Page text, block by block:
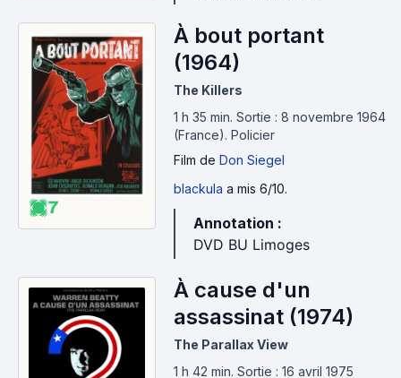
7
À bout portant
(1964)
The Killers
1 h 35 min. Sortie : 8 novembre 1964
(France). Policier
Film de Don Siegel
blackula a mis 6/10.
Annotation :
DVD BU Limoges
À cause d'un
assassinat (1974)
The Parallax View
1 h 42 min. Sortie : 16 avril 1975